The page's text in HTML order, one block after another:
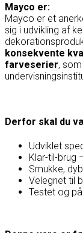
Mayco er:
Mayco er et
sig i udvikling af
konsekvente
farveserier,
Derfor skal du
Udviklet
Klar-til-brug
Smukke,
Velegnet til
Testet og